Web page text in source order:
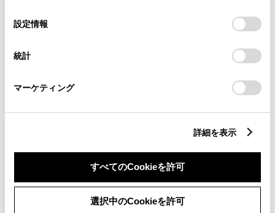
デバイスにすべてのCookie(クッキー)が保存されることに同
意したことになります。Cookie(クッキー)のオプトアウト、
設定の変更、同意を撤回したりするにあたっては、当社の
「Cookie（クッキー）情報の取り扱いについて
」をご覧くだ
設定情報
統計
マーケティング
詳細を表示
すべてのCookieを許可
選択中のCookieを許可
安全装置・運転サポート
衝突被害軽減ブレーキ
（対車両・歩行者）